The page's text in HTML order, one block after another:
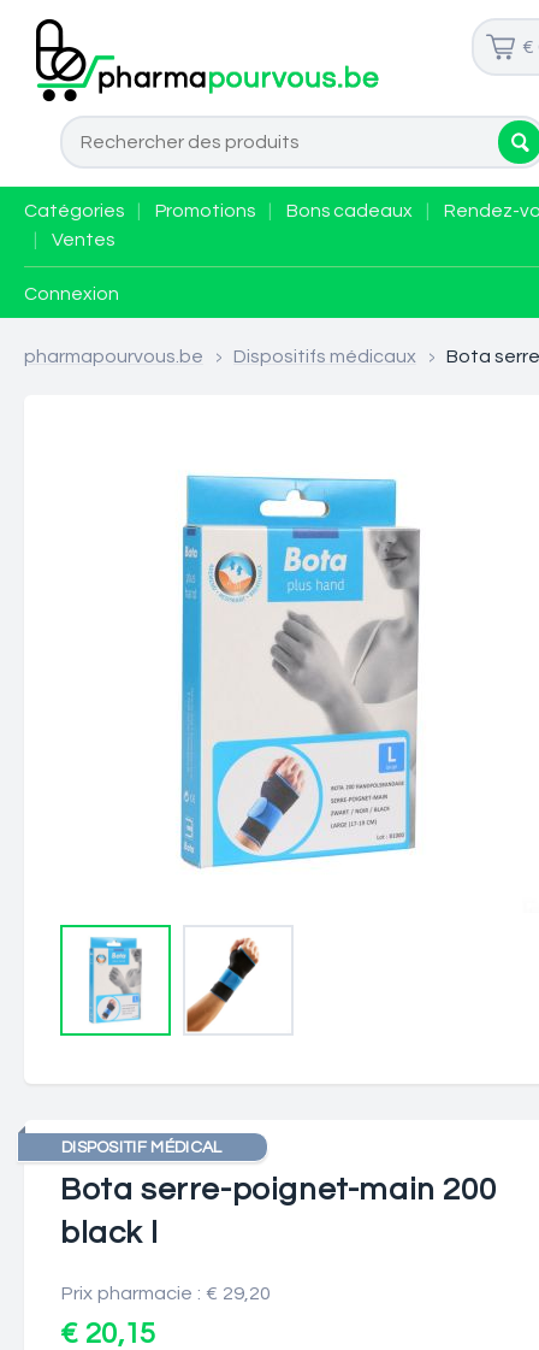
€
Catégories Promotions Bons cadeaux
Rendez-
Ventes
Connexion
pharmapourvous.be > Dispositifs médicaux > Bota
DISPOSITIF MÉDICAL
Bota serre-poignet-main 200
black l
Prix pharmacie : € 29,20
€ 20,15